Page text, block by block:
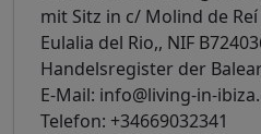
mit Sitz in c/ Molind de Reí
Eulalia del Rio,, NIF
Handelsregister der
E-Mail: info@living-in-
Telefon: +34669032341